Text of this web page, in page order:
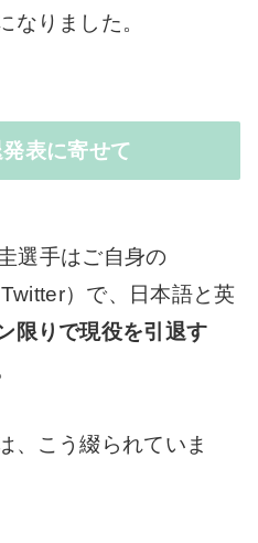
なりました。
表に寄せて
選手はご自身の
）で、日本語と英
限りで現役を引退す
、こう綴られていま